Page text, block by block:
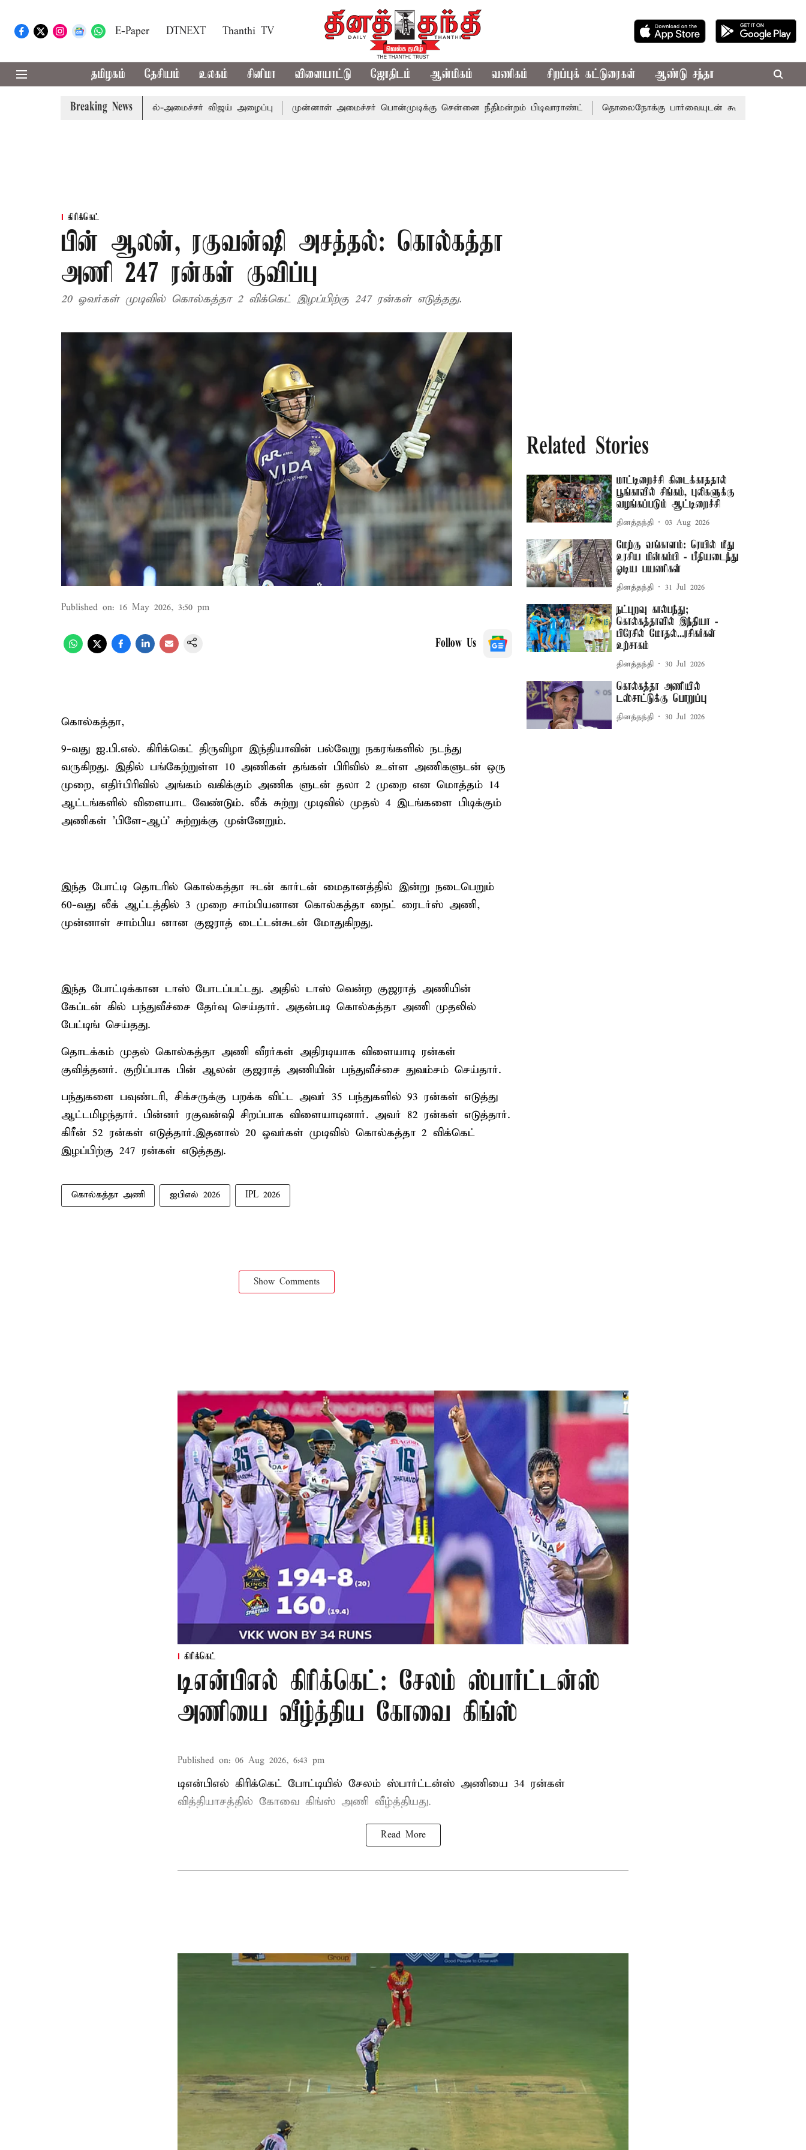
E-Paper DTNEXT Thanthi TV
தமிழகம் தேசியம் உலகம் சினிமா விளையாட்டு ஜோதிடம் ஆன்மிகம் வணிகம் சிறப்புக் கட்டுரைகள் ஆண்டு சந்தா
Breaking News
கூட்டத்துக்கு முதல்-அமைச்சர் விஜய் அழைப்பு முன்னாள் அமைச்சர் பொன்முடிக்கு சென்னை நீதிமன்றம் பிடிவாராண்ட் தொலைநோக்கு பார்வையுடன் கூடிய வேளாண் பட்ஜெட்:
கிரிக்கெட்
பின் ஆலன், ரகுவன்ஷி அசத்தல்: கொல்கத்தா
அணி 247 ரன்கள் குவிப்பு
20 ஓவர்கள் முடிவில் கொல்கத்தா 2 விக்கெட் இழப்பிற்கு 247 ரன்கள் எடுத்தது.
Published on: 16 May 2026, 3:50 pm
Follow Us
கொல்கத்தா,
9-வது ஐ.பி.எல். கிரிக்கெட் திருவிழா இந்தியாவின் பல்வேறு நகரங்களில் நடந்து
வருகிறது. இதில் பங்கேற்றுள்ள 10 அணிகள் தங்கள் பிரிவில் உள்ள அணிகளுடன் ஒரு
முறை, எதிர்பிரிவில் அங்கம் வகிக்கும் அணிக ளுடன் தலா 2 முறை என மொத்தம் 14
ஆட்டங்களில் விளையாட வேண்டும். லீக் சுற்று முடிவில் முதல் 4 இடங்களை பிடிக்கும்
அணிகள் 'பிளே-ஆப்' சுற்றுக்கு முன்னேறும்.
இந்த போட்டி தொடரில் கொல்கத்தா ஈடன் கார்டன் மைதானத்தில் இன்று நடைபெறும்
60-வது லீக் ஆட்டத்தில் 3 முறை சாம்பியனான கொல்கத்தா நைட் ரைடர்ஸ் அணி,
முன்னாள் சாம்பிய னான குஜராத் டைட்டன்சுடன் மோதுகிறது.
இந்த போட்டிக்கான டாஸ் போடப்பட்டது. அதில் டாஸ் வென்ற குஜராத் அணியின்
கேப்டன் கில் பந்துவீச்சை தேர்வு செய்தார். அதன்படி கொல்கத்தா அணி முதலில்
பேட்டிங் செய்தது.
தொடக்கம் முதல் கொல்கத்தா அணி வீரர்கள் அதிரடியாக விளையாடி ரன்கள்
குவித்தனர். குறிப்பாக பின் ஆலன் குஜராத் அணியின் பந்துவீச்சை துவம்சம் செய்தார்.
பந்துகளை பவுண்டரி, சிக்சருக்கு பறக்க விட்ட அவர் 35 பந்துகளில் 93 ரன்கள் எடுத்து
ஆட்டமிழந்தார். பின்னர் ரகுவன்ஷி சிறப்பாக விளையாடினார். அவர் 82 ரன்கள் எடுத்தார்.
கிரீன் 52 ரன்கள் எடுத்தார்.இதனால் 20 ஓவர்கள் முடிவில் கொல்கத்தா 2 விக்கெட்
இழப்பிற்கு 247 ரன்கள் எடுத்தது.
கொல்கத்தா அணி ஐபிஎல் 2026 IPL 2026
Show Comments
Related Stories
மாட்டிறைச்சி கிடைக்காததால்
பூங்காவில் சிங்கம், புலிகளுக்கு
வழங்கப்படும் ஆட்டிறைச்சி
தினத்தந்தி 03 Aug 2026
மேற்கு வங்காளம்: ரெயில் மீது
உரசிய மின்கம்பி - பீதியடைந்து
ஓடிய பயணிகள்
தினத்தந்தி 31 Jul 2026
நட்புறவு கால்பந்து;
கொல்கத்தாவில் இந்தியா -
பிரேசில் மோதல்...ரசிகர்கள்
உற்சாகம்
தினத்தந்தி 30 Jul 2026
கொல்கத்தா அணியில்
டஸ்சாட்டுக்கு பொறுப்பு
தினத்தந்தி 30 Jul 2026
கிரிக்கெட்
டிஎன்பிஎல் கிரிக்கெட்: சேலம் ஸ்பார்ட்டன்ஸ்
அணியை வீழ்த்திய கோவை கிங்ஸ்
Published on: 06 Aug 2026, 6:43 pm
டிஎன்பிஎல் கிரிக்கெட் போட்டியில் சேலம் ஸ்பார்ட்டன்ஸ் அணியை 34 ரன்கள்
வித்தியாசத்தில் கோவை கிங்ஸ் அணி வீழ்த்தியது.
Read More